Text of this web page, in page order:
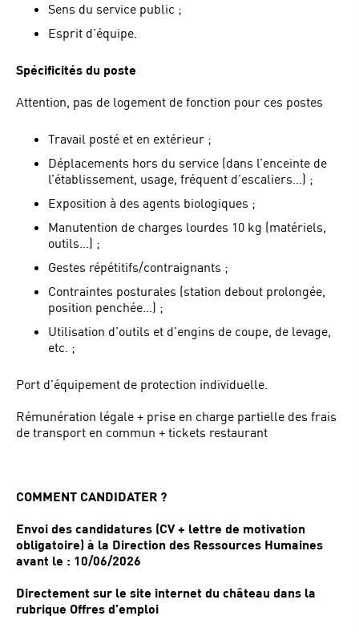
Sens du service public ;
Esprit d’équipe.
Spécificités du poste
Attention, pas de logement de fonction pour ces postes
Travail posté et en extérieur ;
Déplacements hors du service (dans l’enceinte de
l’établissement, usage, fréquent d’escaliers…) ;
Exposition à des agents biologiques ;
Manutention de charges lourdes 10 kg (matériels,
outils…) ;
Gestes répétitifs/contraignants ;
Contraintes posturales (station debout prolongée,
position penchée…) ;
Utilisation d’outils et d’engins de coupe, de levage,
etc. ;
Port d’équipement de protection individuelle.
Rémunération légale + prise en charge partielle des frais
de transport en commun + tickets restaurant
COMMENT CANDIDATER ?
Envoi des candidatures (CV + lettre de motivation
obligatoire) à la Direction des Ressources Humaines
avant le : 10/06/2026
Directement sur le site internet du château dans la
rubrique Offres d’emploi